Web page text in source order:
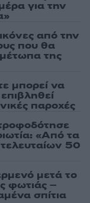
για την
από την
που θα
μέτωπα της
μπορεί να
παροχές
«Από τα
50
μετά το
φωτιάς –
σπίτια